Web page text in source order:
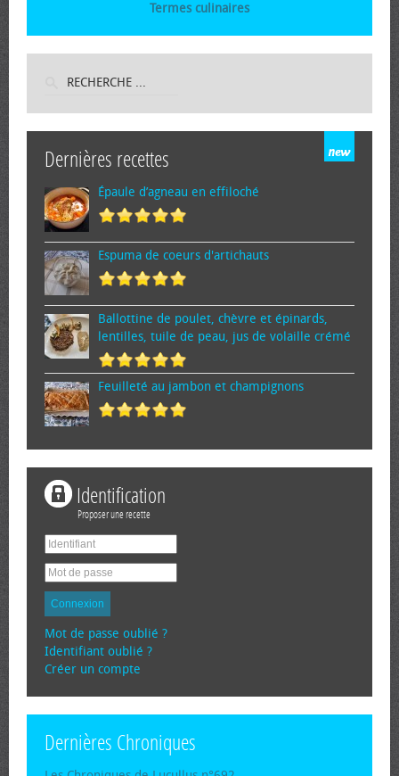
Termes culinaires
Dernières recettes
Épaule d’agneau en effiloché
Espuma de cœurs d'artichauts
Ballottine de poulet, chèvre et épinards,
lentilles, tuile de peau, jus de volaille crémé
Feuilleté au jambon et champignons
Identification
Proposer une recette
Connexion
Mot de passe oublié ?
Identifiant oublié ?
Créer un compte
Dernières Chroniques